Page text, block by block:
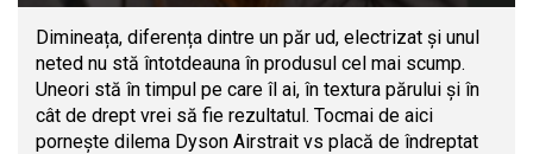
Dimineața, diferența dintre un păr ud, electrizat și unul
neted nu stă întotdeauna în produsul cel mai scump.
Uneori stă în timpul pe care îl ai, în textura părului și în
cât de drept vrei să fie rezultatul. Tocmai de aici
pornește dilema Dyson Airstrait vs placă de îndreptat